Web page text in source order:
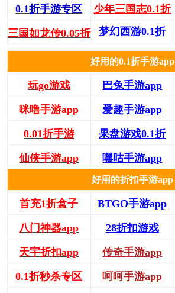
0.1折手游专区 少年三国志0.1折
三国如龙传0.05折 梦幻西游0.1折
好用的0.1折手游app
玩go游戏 巴兔手游app
咪噜手游app 爱趣手游app
0.01折手游 果盘游戏0.1折
仙侠手游app 嘿咕手游app
好用的折扣手游app
首充1折盒子 BTGO手游app
八门神器app 28折扣游戏
天宇折扣app 传奇手游app
0.1折秒杀专区 呵呵手游app